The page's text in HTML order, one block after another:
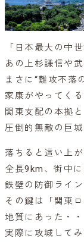
「日本最大の中
あの上杉謙信や
まさに“難攻不落
家康がやってく
関東支配の本拠
圧倒的無敵の巨
落ちると這い上
全長9km、街中
鉄壁の防御ライ
その鍵は「関東
地質にあった・・
実際に攻城してみ